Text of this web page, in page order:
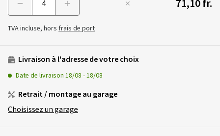
71,10 fr.
TVA incluse, hors frais de port
Livraison à l'adresse de votre choix
Date de livraison 18/08 -18/08
Retrait / montage au garage
Choisissez un garage